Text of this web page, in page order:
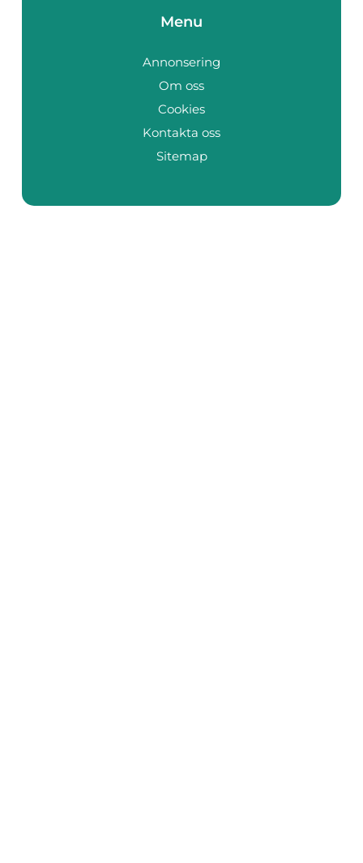
Menu
Annonsering
Om oss
Cookies
Kontakta oss
Sitemap